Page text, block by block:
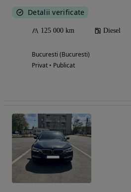
Detalii verificate
125 000 km Diesel
Bucuresti (Bucuresti)
Privat • Publicat